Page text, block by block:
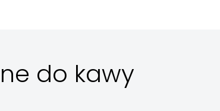
do kawy